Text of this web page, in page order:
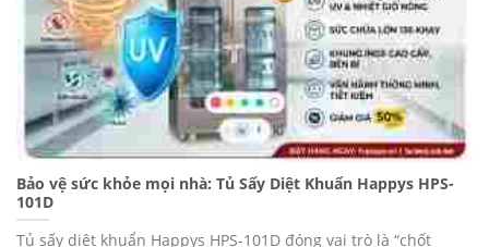
Bảo vệ sức khỏe mọi nhà: Tủ Sấy Diệt Khuẩn Happys HPS-
101D
Tủ sấy diệt khuẩn Happys HPS-101D đóng vai trò là “chốt